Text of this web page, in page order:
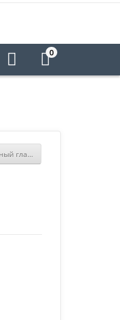
0
гладкий Decomaster